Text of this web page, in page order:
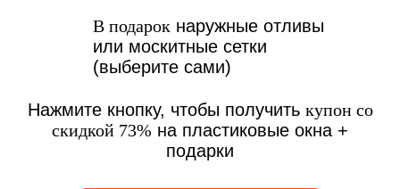
В подарок наружные отливы
или москитные сетки
(выберите сами)
Нажмите кнопку, чтобы получить купон со
скидкой 73% на пластиковые окна +
подарки